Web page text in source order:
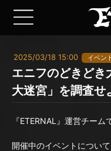
2025/03/18 15:00 イベン
エニフのどきどき
大迷宮」を調査せ
『ETERNAL』運営チーム
開催中のイベントについて